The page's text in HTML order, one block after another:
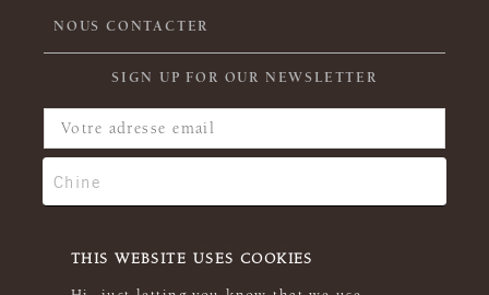
THIS WEBSITE USES COOKIES
NOUS CONTACTER
SIGN UP FOR OUR NEWSLETTER